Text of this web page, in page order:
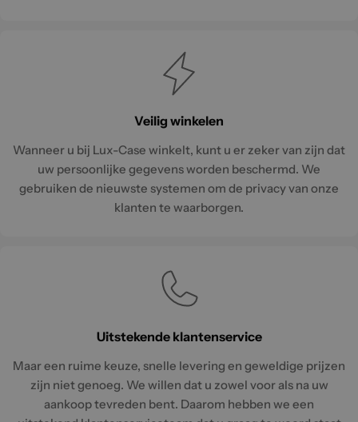
Veilig winkelen
Wanneer u bij Lux-Case winkelt, kunt u er zeker van zijn dat
uw persoonlijke gegevens worden beschermd. We
gebruiken de nieuwste systemen om de privacy van onze
klanten te waarborgen.
Uitstekende klantenservice
Maar een ruime keuze, snelle levering en geweldige prijzen
zijn niet genoeg. We willen dat u zowel voor als na uw
aankoop tevreden bent. Daarom hebben we een